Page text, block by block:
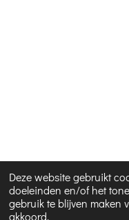
Deze website gebruikt
doeleinden en/of het
gebruik te blijven maken
akkoord.
© 2023 - 2026 Koira dog